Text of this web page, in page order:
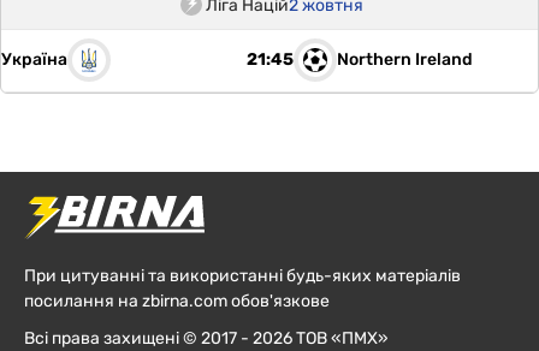
Ліга Націй2 жовтня
Україна 21:45 Northern Ireland
При цитуванні та використанні будь-яких матеріалів
посилання на zbirna.com обов'язкове
Всі права захищені © 2017 - 2026 ТОВ «ПМХ»